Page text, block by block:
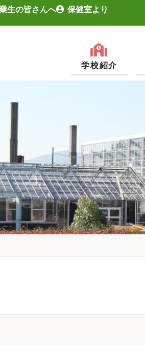
生の皆さんへ 保健室より
学校紹介